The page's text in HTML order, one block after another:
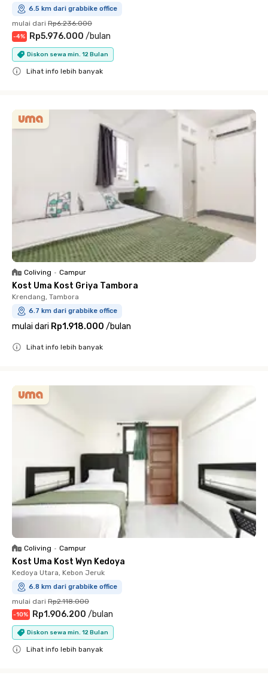
6.5 km dari grabbike office
mulai dari Rp6.236.000
-4% Rp5.976.000 /bulan
Diskon sewa min. 12 Bulan
Lihat info lebih banyak
Coliving • Campur
Kost Uma Kost Griya Tambora
Krendang, Tambora
6.7 km dari grabbike office
mulai dari Rp1.918.000 /bulan
Lihat info lebih banyak
Coliving • Campur
Kost Uma Kost Wyn Kedoya
Kedoya Utara, Kebon Jeruk
6.8 km dari grabbike office
mulai dari Rp2.118.000
-10% Rp1.906.200 /bulan
Diskon sewa min. 12 Bulan
Lihat info lebih banyak